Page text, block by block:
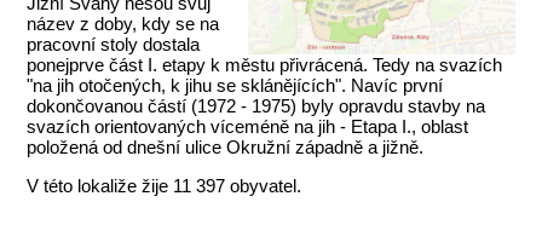
název z doby, kdy se na
pracovní stoly dostala
ponejprve část I. etapy k městu přivrácená. Tedy na svazích
"na jih otočených, k jihu se sklánějících". Navíc první
dokončovanou částí (1972 - 1975) byly opravdu stavby na
svazích orientovaných víceméně na jih - Etapa I., oblast
položená od dnešní ulice Okružní západně a jižně.
V této lokaliže žije 11 397 obyvatel.